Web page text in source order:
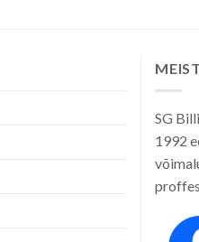
MEIST
SG
1992